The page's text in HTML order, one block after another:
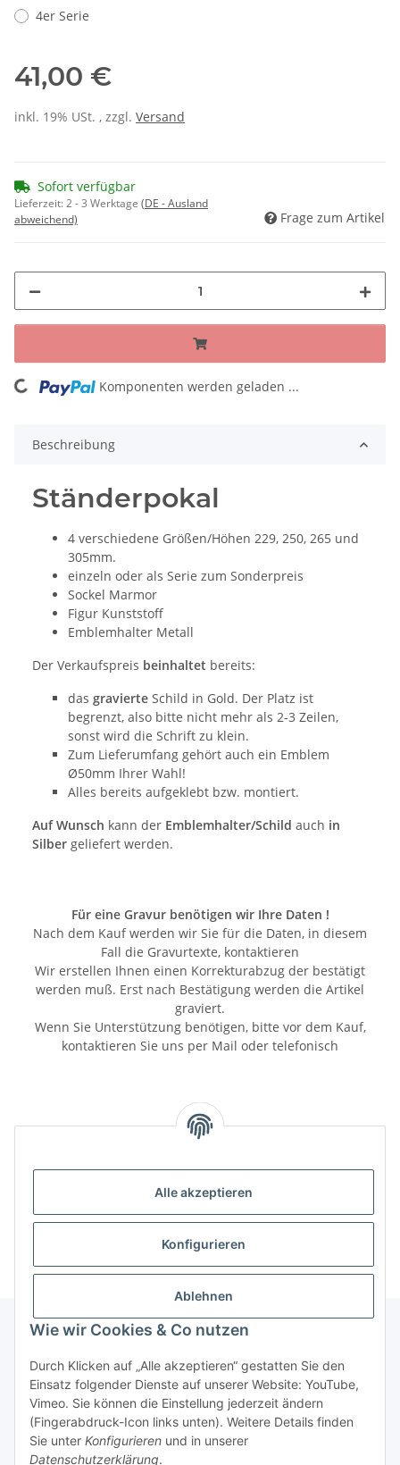
Alle akzeptieren
Konfigurieren
Ablehnen
Wie wir Cookies & Co nutzen
Durch Klicken auf „Alle akzeptieren“ gestatten Sie den
Einsatz folgender Dienste auf unserer Website: YouTube,
Vimeo. Sie können die Einstellung jederzeit ändern
(Fingerabdruck-Icon links unten). Weitere Details finden
Sie unter Konfigurieren und in unserer
Datenschutzerklärung.
4er Serie
41,00 €
inkl. 19% USt. , zzgl. Versand
Sofort verfügbar
Lieferzeit:2 - 3 Werktage (DE - Ausland
abweichend)
Frage zum Artikel
Loading... Komponenten werden geladen ...
Beschreibung
Ständerpokal
4 verschiedene Größen/Höhen 229, 250, 265 und
305mm.
einzeln oder als Serie zum Sonderpreis
Sockel Marmor
Figur Kunststoff
Emblemhalter Metall
Der Verkaufspreis beinhaltet bereits:
das gravierte Schild in Gold. Der Platz ist
begrenzt, also bitte nicht mehr als 2-3 Zeilen,
sonst wird die Schrift zu klein.
Zum Lieferumfang gehört auch ein Emblem
Ø50mm Ihrer Wahl!
Alles bereits aufgeklebt bzw. montiert.
Auf Wunsch kann der Emblemhalter/Schild auch in
Silber geliefert werden.
Für eine Gravur benötigen wir Ihre Daten !
Nach dem Kauf werden wir Sie für die Daten, in diesem
Fall die Gravurtexte, kontaktieren
Wir erstellen Ihnen einen Korrekturabzug der bestätigt
werden muß. Erst nach Bestätigung werden die Artikel
graviert.
Wenn Sie Unterstützung benötigen, bitte vor dem Kauf,
kontaktieren Sie uns per Mail oder telefonisch
Kategorien
Informationen
Gesetzliche Informationen
* Alle Preise inkl. gesetzlicher USt., zzgl.